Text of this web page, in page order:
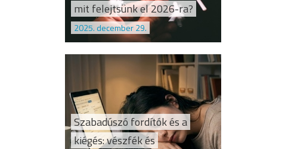
mit felejtsünk el 2026-ra?
2025. december 29.
Szabadúszó fordítók és a
kiégés: vészfék és